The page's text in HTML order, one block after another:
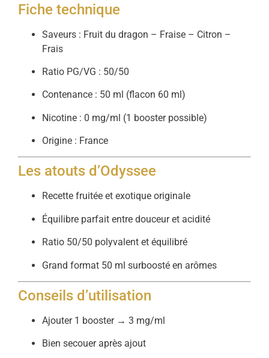
Fiche technique
Saveurs : Fruit du dragon – Fraise – Citron –
Frais
Ratio PG/VG : 50/50
Contenance : 50 ml (flacon 60 ml)
Nicotine : 0 mg/ml (1 booster possible)
Origine : France
Les atouts d’Odyssee
Recette fruitée et exotique originale
Équilibre parfait entre douceur et acidité
Ratio 50/50 polyvalent et équilibré
Grand format 50 ml surboosté en arômes
Conseils d’utilisation
Ajouter 1 booster → 3 mg/ml
Bien secouer après ajout